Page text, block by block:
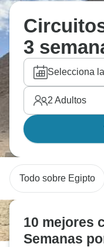
3
Selecciona
2 Adultos
Todo sobre Egipto
10 mejores
Semanas